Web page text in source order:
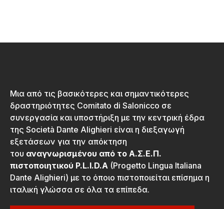
Μια από τις βασικότερες και σημαντικότερες
δραστηριότητες Comitato di Salonicco σε
συνεργασία και υποστήριξη με την κεντρική έδρα
της Società Dante Alighieri είναι η διεξαγωγή
εξετάσεων για την απόκτηση
του αναγνωρισμένου από το Α.Σ.Ε.Π.
πιστοποιητικού P.L.I.D.A (Progetto Lingua Italiana
Dante Alighieri) με το όποιο πιστοποιείται επίσημα η
ιταλική γλώσσα σε όλα τα επίπεδα.